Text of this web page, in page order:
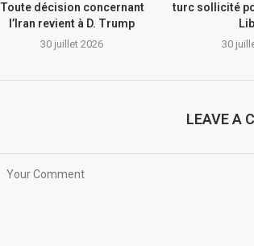
Toute décision concernant
l’Iran revient à D. Trump
30 juillet 2026
turc sollicité
30
LEAVE A